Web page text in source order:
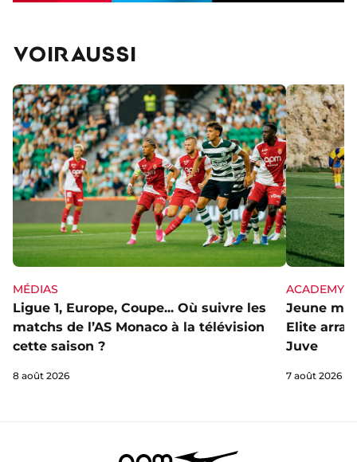
VOIR AUSSI
MÉDIAS
Ligue 1, Europe, Coupe... Où suivre les
matchs de l’AS Monaco à la télévision
cette saison ?
8 août 2026
ACADEMY
Jeune
Elite
Juve
7 août 2026